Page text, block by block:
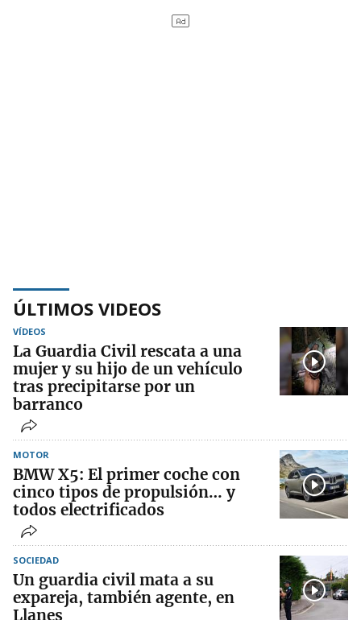
ÚLTIMOS VIDEOS
VÍDEOS
La Guardia Civil rescata a una
mujer y su hijo de un vehículo
tras precipitarse por un
barranco
MOTOR
BMW X5: El primer coche con
cinco tipos de propulsión… y
todos electrificados
SOCIEDAD
Un guardia civil mata a su
expareja, también agente, en
Llanes